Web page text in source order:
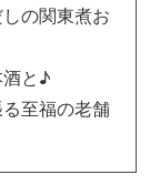
の関東煮お
と♪
至福の老舗